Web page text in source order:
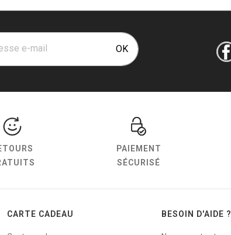
e-mail OK
PAIEMENT
SÉCURISÉ
CARTE CADEAU BESOIN D'AIDE ?